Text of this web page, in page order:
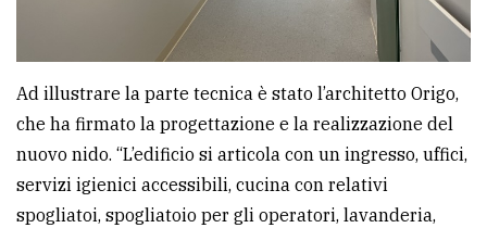
Ad illustrare la parte tecnica è stato l’architetto Origo,
che ha firmato la progettazione e la realizzazione del
nuovo nido. “L’edificio si articola con un ingresso, uffici,
servizi igienici accessibili, cucina con relativi
spogliatoi, spogliatoio per gli operatori, lavanderia,